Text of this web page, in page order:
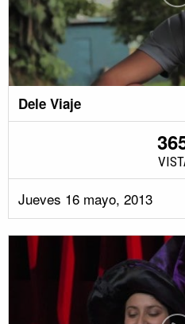
Dele Viaje
Jueves 16 mayo, 2013